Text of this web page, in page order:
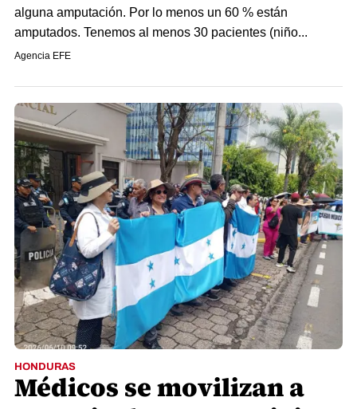
alguna amputación. Por lo menos un 60 % están
amputados. Tenemos al menos 30 pacientes (niño...
Agencia EFE
HONDURAS
Médicos se movilizan a